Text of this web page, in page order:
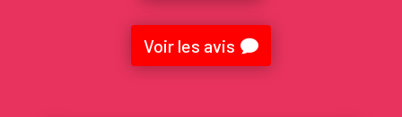
Voir les avis